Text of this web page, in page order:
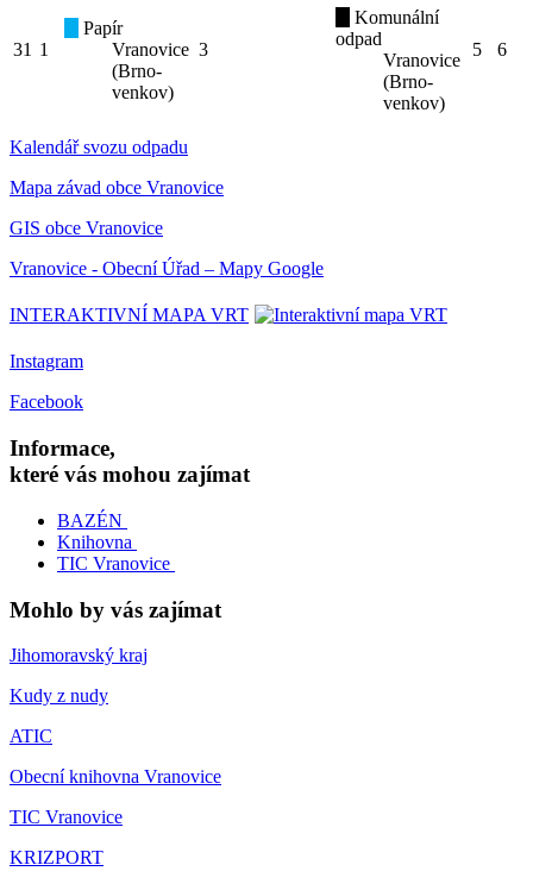
31 1
Papír
Vranovice
(Brno-
venkov)
3
Komunální
odpad
Vranovice
(Brno-
venkov)
5 6
Kalendář svozu odpadu
Mapa závad obce Vranovice
GIS obce Vranovice
Vranovice - Obecní Úřad – Mapy Google
INTERAKTIVNÍ MAPA VRT
Instagram
Facebook
Informace,
které vás mohou zajímat
BAZÉN
Knihovna
TIC Vranovice
Mohlo by vás zajímat
Jihomoravský kraj
Kudy z nudy
ATIC
Obecní knihovna Vranovice
TIC Vranovice
KRIZPORT